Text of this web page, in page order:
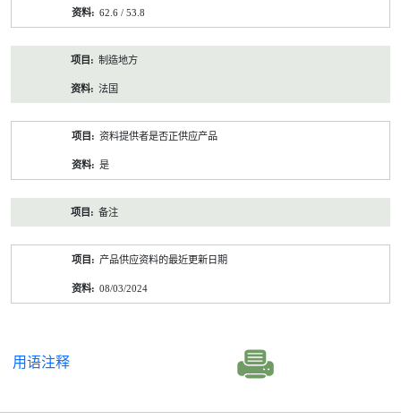
62.6 / 53.8
制造地方
法国
资料提供者是否正供应产品
是
备注
产品供应资料的最近更新日期
08/03/2024
用语注释